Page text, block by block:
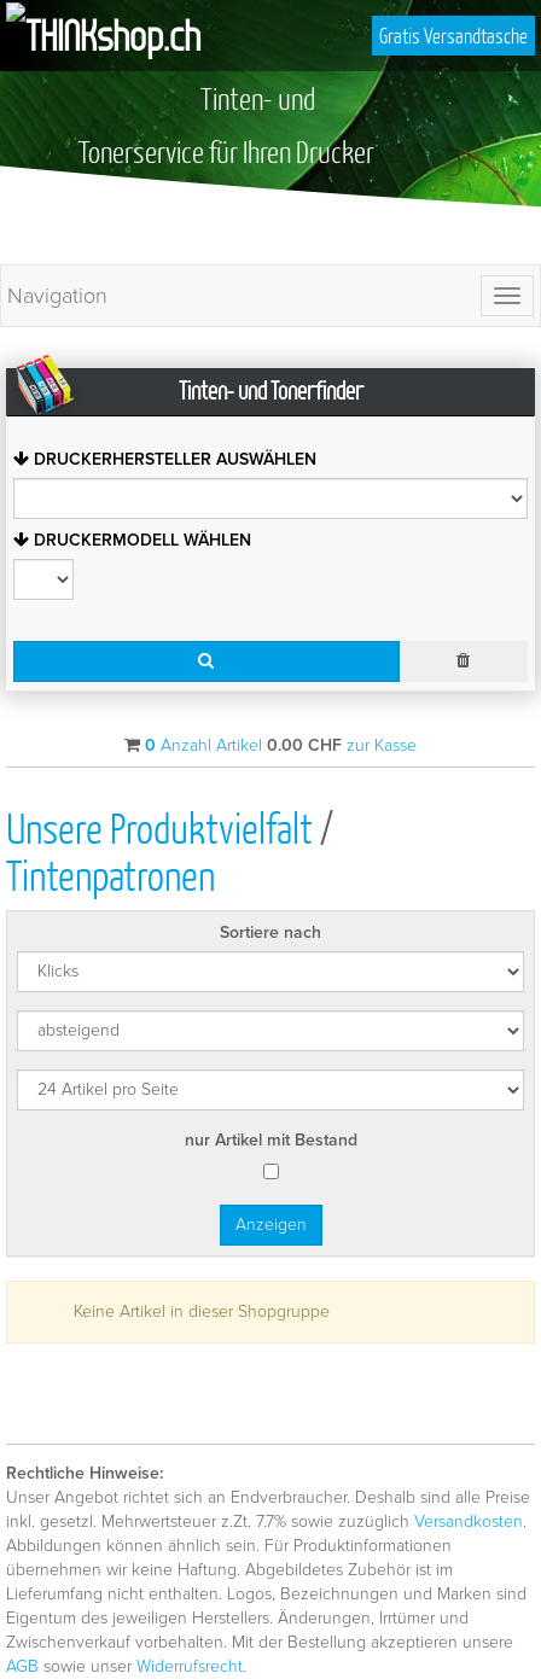
Gratis Versandtasche
Tinten- und
Tonerservice für Ihren Drucker
Navigation
Tinten- und Tonerfinder
DRUCKERHERSTELLER AUSWÄHLEN
DRUCKERMODELL WÄHLEN
0 Anzahl Artikel 0.00 CHF zur Kasse
Unsere Produktvielfalt/
Tintenpatronen
Sortiere nach
nur Artikel mit Bestand
Keine Artikel in dieser Shopgruppe
Rechtliche Hinweise:
Unser Angebot richtet sich an Endverbraucher. Deshalb sind alle Preise
inkl. gesetzl. Mehrwertsteuer z.Zt. 7.7% sowie zuzüglich Versandkosten.
Abbildungen können ähnlich sein. Für Produktinformationen
übernehmen wir keine Haftung. Abgebildetes Zubehör ist im
Lieferumfang nicht enthalten. Logos, Bezeichnungen und Marken sind
Eigentum des jeweiligen Herstellers. Änderungen, Irrtümer und
Zwischenverkauf vorbehalten. Mit der Bestellung akzeptieren unsere
AGB sowie unser Widerrufsrecht.